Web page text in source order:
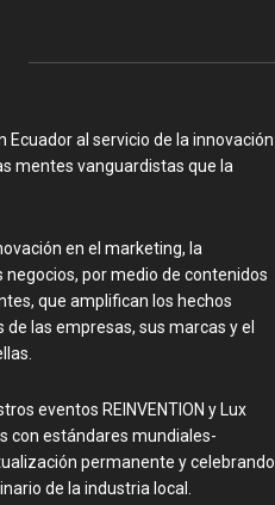
Ecuador al servicio de la innovación
mentes vanguardistas que la
en el marketing, la
negocios, por medio de contenidos
que amplifican los hechos
las empresas, sus marcas y el
eventos REINVENTION y Lux
con estándares mundiales-
permanente y celebrando
de la industria local.